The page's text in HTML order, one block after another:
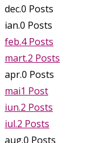
dec.0 Posts
ian.0 Posts
feb.4 Posts
mart.2 Posts
apr.0 Posts
mai1 Post
iun.2 Posts
iul.2 Posts
aug.0 Posts